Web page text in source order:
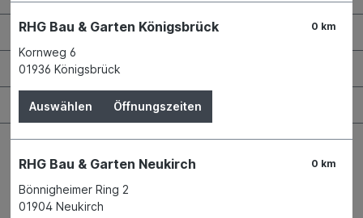
Maschinen & Werkzeuge
Bauen & Renovieren
Garten & Landschaftsbau
0 km
RHG Bau & Garten Königsbrück
Kornweg 6
01936 Königsbrück
Auswählen Öffnungszeiten
0 km
RHG Bau & Garten Neukirch
Bönnigheimer Ring 2
01904 Neukirch